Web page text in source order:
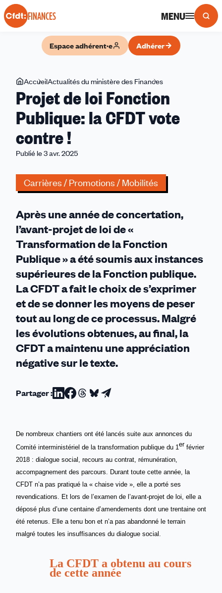
Panneau de gestion des cookies
FINANCES MENU
Espace adhérent·e Adhérer
Vous
êtes
ici
AccueilActualités du ministère des Finances
de
loi
Fonction
!
Projet de loi Fonction
Publique: la CFDT vote
contre !
Publié le 3 avr. 2025
Carrières / Promotions / Mobilités
Après une année de concertation,
l’avant-projet de loi de «
Transformation de la Fonction
Publique » a été soumis aux instances
supérieures de la Fonction publique.
La CFDT a fait le choix de s’exprimer
et de se donner les moyens de peser
tout au long de ce processus. Malgré
les évolutions obtenues, au final, la
CFDT a maintenu une appréciation
négative sur le texte.
Partager :Partager
Linkedin
Partager
Facebook
Partager
Threads
Partager
Bluesky
Partager
email
De nombreux chantiers ont été lancés suite aux annonces du
Comité interministériel de la transformation publique du 1er février
2018 : dialogue social, recours au contrat, rémunération,
accompagnement des parcours. Durant toute cette année, la
CFDT n’a pas pratiqué la « chaise vide », elle a porté ses
revendications. Et lors de l’examen de l’avant-projet de loi, elle a
déposé plus d’une centaine d’amendements dont une trentaine ont
été retenus. Elle a tenu bon et n’a pas abandonné le terrain
malgré toutes les insuffisances du dialogue social.
La CFDT a obtenu au cours
de cette année